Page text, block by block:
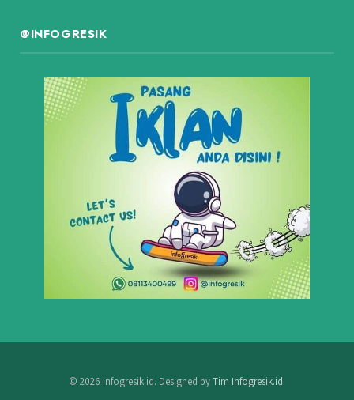
@INFOGRESIK
© 2026 infogresik.id. Designed byTim Infogresik.id.